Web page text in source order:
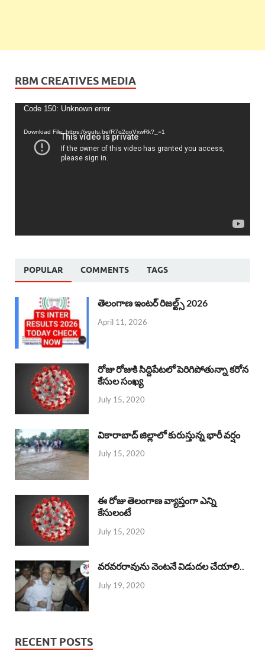
RBM CREATIVES MEDIA
Video
Code 150: Unknown error.
Download File: https://youtu.be/R7o2qoVxwRk?_=1
POPULAR COMMENTS TAGS
తెలంగాణ ఇంటర్ రిజల్ట్స్ 2026
April 11, 2026
రోజు రోజుకి సిద్దిపేటలో పెరిగిపోతున్నా కరోన
కేసుల సంఖ్య
July 15, 2020
వికారాబాద్ జిల్లాలో కురుస్తున్న భారీ వర్షం
July 15, 2020
ఈ రోజు తెలంగాణ వ్యాప్తంగా ఎన్ని
కేసులంటే
July 15, 2020
వరవరరావును వెంటనే విడుదల చేయాలి..
July 19, 2020
RECENT POSTS